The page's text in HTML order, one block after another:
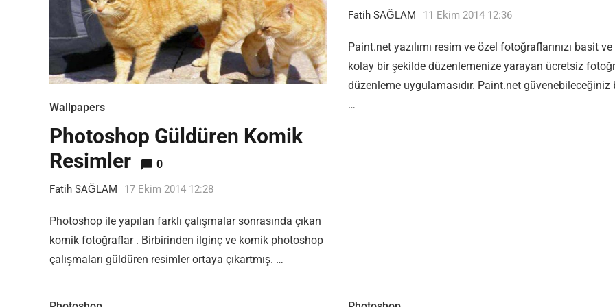
Wallpapers
Photoshop Güldüren Komik
Resimler
0
Fatih SAĞLAM 17 Ekim 2014 12:28
Photoshop ile yapılan farklı çalışmalar sonrasında çıkan
komik fotoğraflar . Birbirinden ilginç ve komik photoshop
çalışmaları güldüren resimler ortaya çıkartmış. …
Fatih SAĞLAM 11 Ekim 2014 12:36
Paint.net yazılımı resim ve özel fotoğraflarınızı basit ve
kolay bir şekilde düzenlemenize yarayan ücretsiz
düzenleme uygulamasıdır. Paint.net güvenebileceğiniz
…